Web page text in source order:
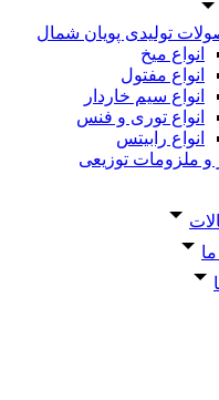
تولیدی پویان شمال
انواع میخ
انواع مفتول
انواع سیم خاردار
انواع توری و فنس
انواع رابیتس
و ملزومات توزیعی